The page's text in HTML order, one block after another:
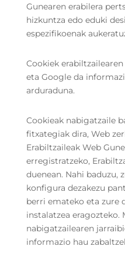
Gunearen erabilera
hizkuntza edo eduki
espezifikoenak
Cookiek
eta Google da
arduraduna.
Cookieak nabigatzaile
fitxategiak dira, Web
Erabiltzaileak Web
erregistratzeko,
duenean. Nahi baduzu,
konfigura dezakezu
berri emateko eta zure
instalatzea eragozteko.
nabigatzailearen
informazio hau